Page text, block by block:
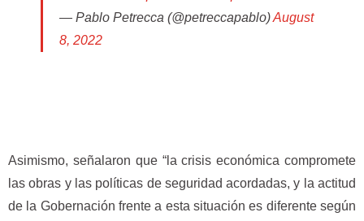
— Pablo Petrecca (@petreccapablo)August
8, 2022
Asimismo, señalaron que “la crisis económica compromete
las obras y las políticas de seguridad acordadas, y la actitud
de la Gobernación frente a esta situación es diferente según